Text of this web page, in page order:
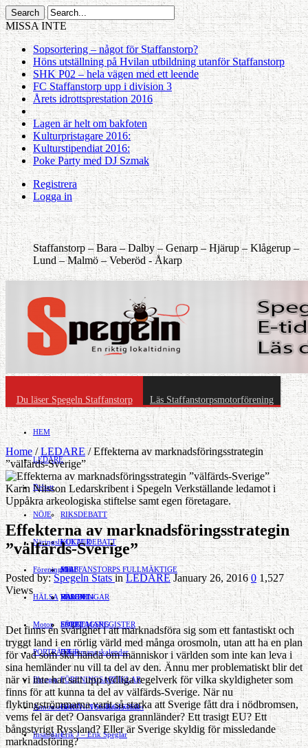
MISSA INTE
Sopsortering – något för Staffanstorp?
Höns utställning på Hvilan utbildning utanför Staffanstorp
SHK P02 – hela vägen med ett leende
FC Staffanstorp upp i division 3
Årets idrottsprestation 2016
Lagen är helt om bakfoten
Kulturpristagare 2016:
Kulturstipendiat 2016:
Poke Party med DJ Szmak
Registrera
Logga in
Staffanstorp –Bara –Dalby –Genarp –Hjärup –Klågerup –
Lund –Malmö –Veberöd -Åkarp
Du läser Spegeln Staffanstorp Läs Staffanstorpsmotorförening
HEM
LEDARE
Debatt
RIKSDEBATT
LOKALDEBATT
STAFFANSTORPS FULLMÄKTIGE
VAL 2014
NÖJE
KULTUR
Mat
RESOR
EVENEMANG
Evenemangskalender
Näringsliv
JOBB
HANDEL
FÖRETAGSREGISTER
Föreningsliv
FÖRENINGAR
SPORT
DJUR
FÖRENINGSARTIKLAR
FÖRENINGSREGISTER
HÄLSA
Motor
PORTRÄTT
Bloggar
Gert Å – I Småstadsvimlet
Erik J – Erik Speglar
Annonsera
Insändare
Home/LEDARE/Effekterna av marknadsföringsstrategin
”välfärds-Sverige”
Karin Nilsson Ledarskribent i Spegeln Verkställande ledamot i
Uppåkra arkeologiska stiftelse samt egen företagare.
Effekterna av marknadsföringsstrategin
”välfärds-Sverige”
Posted by:Spegeln StatsinLEDARE January 26, 2016 0 1,527
Views
Det finns en svårighet i att marknadsföra sig som ett fantastiskt och
tryggt land i en rörlig värld med många orosmoln, utan att ha en plan
för vad som ska hända om människor i världen som inte kan leva i
sina hemländer nu vill ta del av den. Ännu mer problematiskt blir det
när vi inte har satt upp tydliga regelverk för vilka skyldigheter som
finns för att kunna ta del av välfärds-Sverige. När nu
flyktingströmmarna varit så starka att Sverige fått dra i nödbromsen,
vems fel är det? Oansvariga grannländer? Ett trasigt EU? Ett
bångstyrigt Ryssland? Eller är Sverige skyldig för missledande
marknadsföring?